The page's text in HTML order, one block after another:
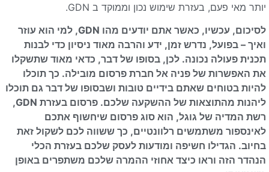
יותר מאי פעם, בעזרת שימוש נכון וממוקד ב GDN.
לסיכום, עכשיו, כאשר אתם יודעים מהו GDN, למי הוא עוזר
ואיך – בפועל, נדרש זמן, ידע והרבה מאוד ניסיון כדי לבנות
תכנית פעולה נכונה. לכן, בסופו של דבר, כדאי מאוד שתשקלו
את האפשרות של פניה אל חברת פרסום מובילה. כך תוכלו
להיות בטוחים שאתם בידיים טובות ושבסופו של דבר גם תוכלו
ליהנות מהתוצאות של ההשקעה שלכם. פרסום בעזרת GDN,
רשת המדיה של גוגל, הוא סוג פרסום שיחשוף אתכם
לאינספור משתמשים רלוונטיים, כך ששווה לכם לשקול זאת
בחיוב. הגדילו חשיפה ומודעות לעסק שלכם בעזרת הכלי
הנהדר הזה וראו כיצד אחוזי ההמרה שלכם משתפרים באופן